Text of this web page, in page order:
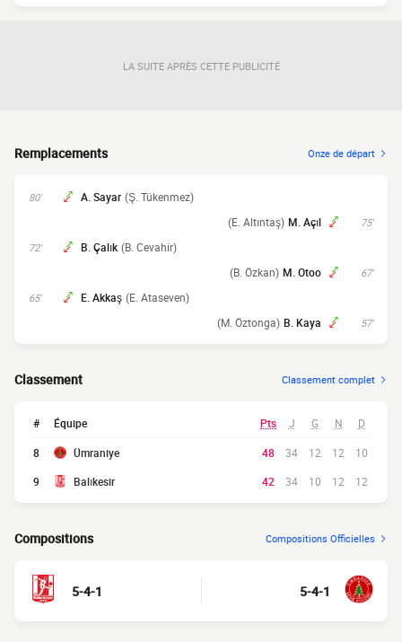
LA SUITE APRÈS CETTE PUBLICITÉ
Remplacements Onze de départ
80' A. Sayar (Ş. Tükenmez)
75'
M. Açıl
(E. Altıntaş)
72' B. Çalık (B. Cevahir)
67'
M. Otoo
(B. Özkan)
65' E. Akkaş (E. Ataseven)
57'
B. Kaya
(M. Öztonga)
Classement Classement complet
# Équipe Pts J G N D
8 Ümraniye 48 34 12 12
10
9
Balıkesir 42 34 10 12 12
Compositions Compositions Officielles
5-4-1 5-4-1